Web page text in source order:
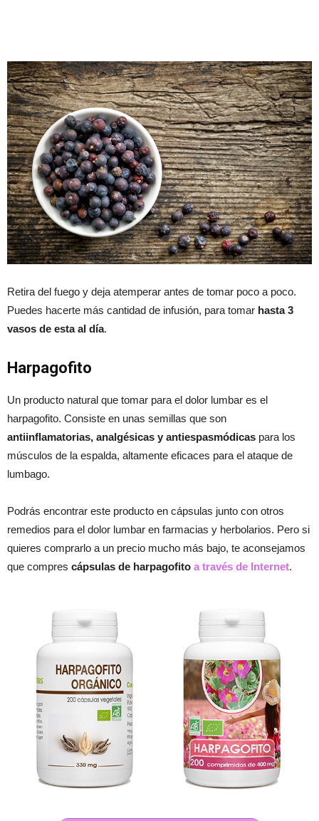
Retira del fuego y deja atemperar antes de tomar poco a poco.
Puedes hacerte más cantidad de infusión, para tomar hasta 3
vasos de esta al día.
Harpagofito
Un producto natural que tomar para el dolor lumbar es el
harpagofito. Consiste en unas semillas que son
antiinflamatorias, analgésicas y antiespasmódicas para los
músculos de la espalda, altamente eficaces para el ataque de
lumbago.
Podrás encontrar este producto en cápsulas junto con otros
remedios para el dolor lumbar en farmacias y herbolarios. Pero si
quieres comprarlo a un precio mucho más bajo, te aconsejamos
que compres cápsulas de harpagofito a través de Internet.